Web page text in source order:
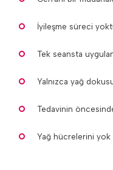
İyileşme süreci
Tek seansta
Yalnızca yağ
Tedavinin
Yağ hücrelerini yok